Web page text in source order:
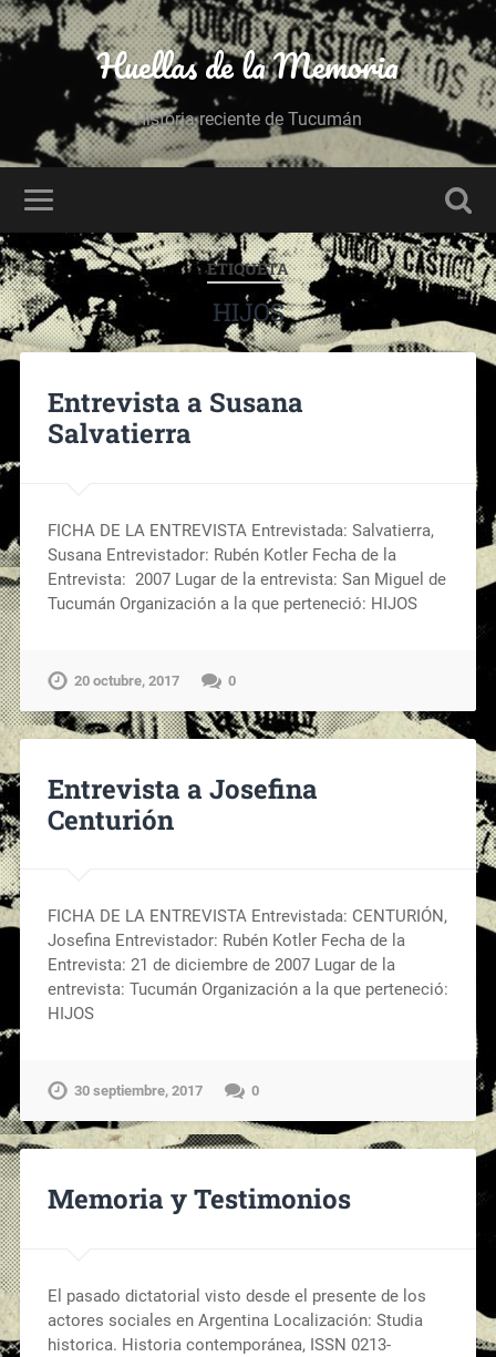
Huellas de la Memoria
Historia reciente de Tucumán
ETIQUETA
HIJOS
Entrevista a Susana
Salvatierra
FICHA DE LA ENTREVISTA Entrevistada: Salvatierra,
Susana Entrevistador: Rubén Kotler Fecha de la
Entrevista: 2007 Lugar de la entrevista: San Miguel de
Tucumán Organización a la que perteneció: HIJOS
20 octubre, 2017 0
Entrevista a Josefina
Centurión
FICHA DE LA ENTREVISTA Entrevistada: CENTURIÓN,
Josefina Entrevistador: Rubén Kotler Fecha de la
Entrevista: 21 de diciembre de 2007 Lugar de la
entrevista: Tucumán Organización a la que perteneció:
HIJOS
30 septiembre, 2017 0
Memoria y Testimonios
El pasado dictatorial visto desde el presente de los
actores sociales en Argentina Localización: Studia
historica. Historia contemporánea, ISSN 0213-